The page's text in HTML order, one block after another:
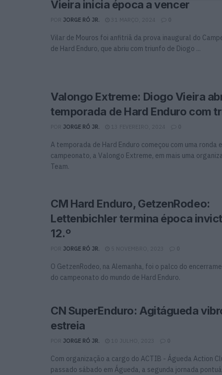
Vieira inicia época a vencer
JORGE RÓ JR. 31 MARÇO, 2024 0
Vilar de Mouros foi anfitriã da prova inaugural do
de Hard Enduro, que abriu com triunfo de Diogo ...
Valongo Extreme: Diogo Vieira
temporada de Hard Enduro com
JORGE RÓ JR. 13 FEVEREIRO, 2024 0
A temporada de Hard Enduro começou com uma ronda
campeonato, a Valongo Extreme, em mais uma
Team.
CM Hard Enduro, GetzenRodeo:
Lettenbichler termina época
12.º
JORGE RÓ JR. 0
O GetzenRodeo, na Alemanha, foi o palco do
do campeonato do mundo de Hard Enduro.
CN SuperEnduro: Agitágueda
estreia
JORGE RÓ JR. 10 JULHO, 2023 0
Com organização a cargo do ACTIB - Águeda Action
passado sábado em Águeda, a segunda jornada